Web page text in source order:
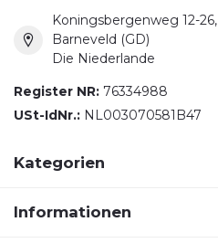
Koningsbergenweg 12-26,
Barneveld (GD)
Die Niederlande
Register NR: 76334988
USt-IdNr.: NL003070581B47
Kategorien
Informationen